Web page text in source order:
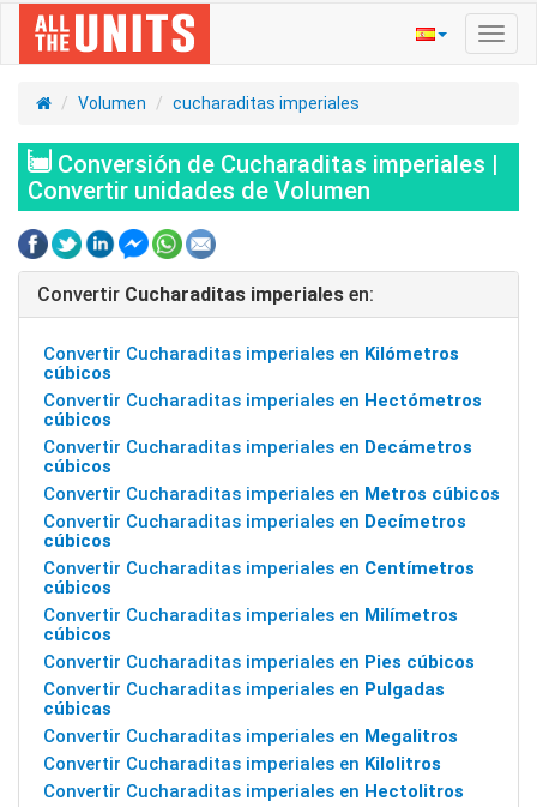
Volumen cucharaditas imperiales
Conversión de Cucharaditas imperiales |
Convertir unidades de Volumen
Convertir Cucharaditas imperiales en:
Convertir Cucharaditas imperiales en Kilómetros
cúbicos
Convertir Cucharaditas imperiales en Hectómetros
cúbicos
Convertir Cucharaditas imperiales en Decámetros
cúbicos
Convertir Cucharaditas imperiales en Metros cúbicos
Convertir Cucharaditas imperiales en Decímetros
cúbicos
Convertir Cucharaditas imperiales en Centímetros
cúbicos
Convertir Cucharaditas imperiales en Milímetros
cúbicos
Convertir Cucharaditas imperiales en Pies cúbicos
Convertir Cucharaditas imperiales en Pulgadas
cúbicas
Convertir Cucharaditas imperiales en Megalitros
Convertir Cucharaditas imperiales en Kilolitros
Convertir Cucharaditas imperiales en Hectolitros